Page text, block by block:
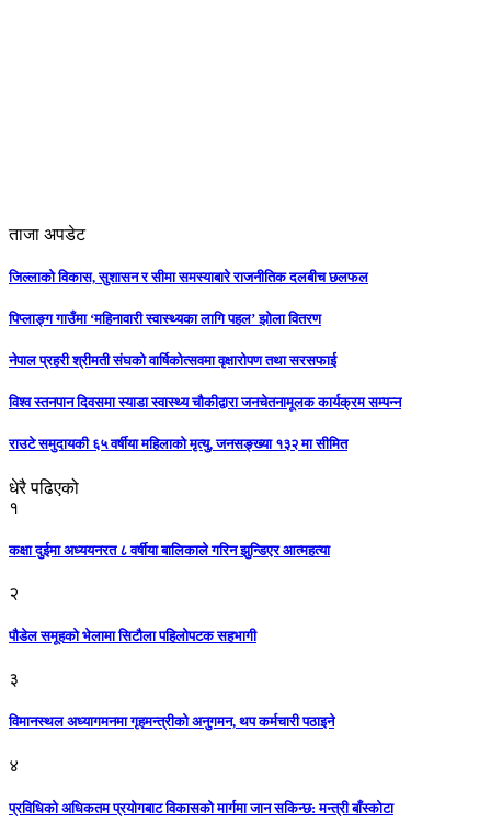
ताजा अपडेट
जिल्लाको विकास, सुशासन र सीमा समस्याबारे राजनीतिक दलबीच छलफल
पिप्लाङ्ग गाउँमा ‘महिनावारी स्वास्थ्यका लागि पहल’ झोला वितरण
नेपाल प्रहरी श्रीमती संघको वार्षिकोत्सवमा वृक्षारोपण तथा सरसफाई
विश्व स्तनपान दिवसमा स्याडा स्वास्थ्य चौकीद्वारा जनचेतनामूलक कार्यक्रम सम्पन्न
राउटे समुदायकी ६५ वर्षीया महिलाको मृत्यु, जनसङ्ख्या १३२ मा सीमित
धेरै पढिएको
१
कक्षा दुईमा अध्ययनरत ८ वर्षीया बालिकाले गरिन झुन्डिएर आत्महत्या
२
पौडेल समूहको भेलामा सिटौला पहिलोपटक सहभागी
३
विमानस्थल अध्यागमनमा गृहमन्त्रीको अनुगमन, थप कर्मचारी पठाइने
४
प्रविधिको अधिकतम प्रयोगबाट विकासको मार्गमा जान सकिन्छ: मन्त्री बाँस्कोटा